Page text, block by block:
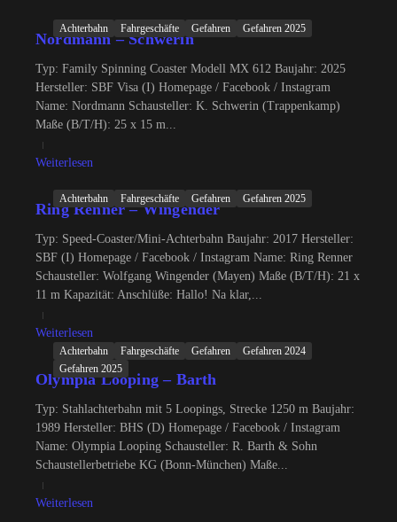
Achterbahn Fahrgeschäfte Gefahren Gefahren 2025
Nordmann – Schwerin
Typ: Family Spinning Coaster Modell MX 612 Baujahr: 2025
Hersteller: SBF Visa (I) Homepage / Facebook / Instagram
Name: Nordmann Schausteller: K. Schwerin (Trappenkamp)
Maße (B/T/H): 25 x 15 m...
Weiterlesen
Achterbahn Fahrgeschäfte Gefahren Gefahren 2025
Ring Renner – Wingender
Typ: Speed-Coaster/Mini-Achterbahn Baujahr: 2017 Hersteller:
SBF (I) Homepage / Facebook / Instagram Name: Ring Renner
Schausteller: Wolfgang Wingender (Mayen) Maße (B/T/H): 21 x
11 m Kapazität: Anschlüße: Hallo! Na klar,...
Weiterlesen
Achterbahn Fahrgeschäfte Gefahren
Gefahren 2024
Gefahren 2025
Olympia Looping – Barth
Typ: Stahlachterbahn mit 5 Loopings, Strecke 1250 m Baujahr:
1989 Hersteller: BHS (D) Homepage / Facebook / Instagram
Name: Olympia Looping Schausteller: R. Barth & Sohn
Schaustellerbetriebe KG (Bonn-München) Maße...
Weiterlesen